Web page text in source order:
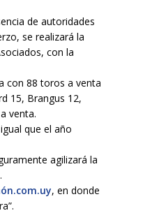
de autoridades
se realizará la
con la
con 88 toros a venta
15, Brangus 12,
venta.
que el año
agilizará la
, en donde